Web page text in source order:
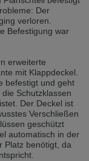
používán.
na českou verzi?
jazyk. Tato
německou verzi?
verzi
als die derzeit
verfügbar.
Der
verloren.
Befestigung war
erweiterte
mit Klappdeckel.
befestigt und geht
Schutzklassen
Der Deckel ist
Verschließen
geschützt
automatisch in der
Platz benötigt, da